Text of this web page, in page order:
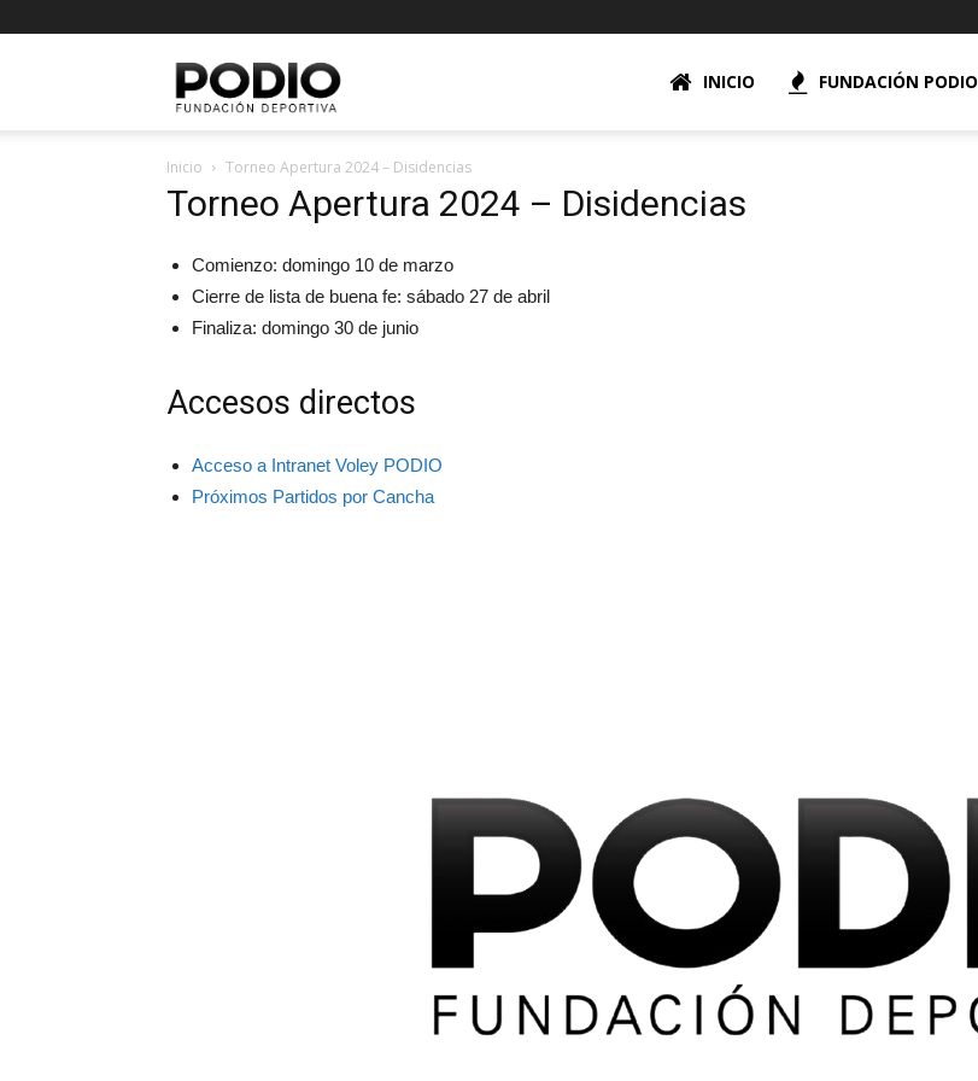
Deportiva
PODIO
INICIO FUNDACIÓN PODIO
Inicio Torneo Apertura 2024 – Disidencias
Torneo Apertura 2024 – Disidencias
Comienzo: domingo 10 de marzo
Cierre de lista de buena fe: sábado 27 de abril
Finaliza: domingo 30 de junio
Accesos directos
Acceso a Intranet Voley PODIO
Próximos Partidos por Cancha